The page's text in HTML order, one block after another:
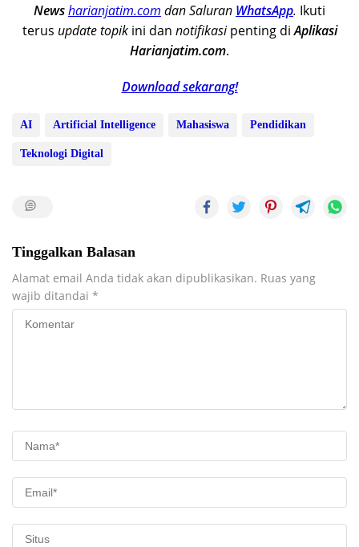
Newsharianjatim.com dan Saluran WhatsApp. Ikuti
terus update topikini dan notifikasipenting diAplikasi
Harianjatim.com.
Download sekarang!
AI Artificial Intelligence Mahasiswa Pendidikan
Teknologi Digital
Tinggalkan Balasan
Alamat email Anda tidak akan dipublikasikan. Ruas yang
wajib ditandai *